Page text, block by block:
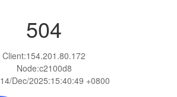
504
Client:154.201.80.172
Node:c2100d8
14/Dec/2025:15:40:49 +0800